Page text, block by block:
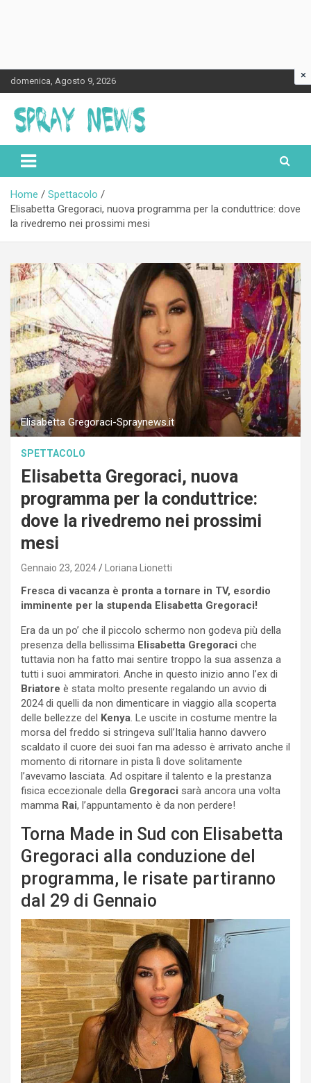
Skip
to
content
domenica, Agosto 9, 2026
Spraynews.it
Home
Spettacolo
Elisabetta Gregoraci, nuova programma per la conduttrice: dove
la rivedremo nei prossimi mesi
Elisabetta Gregoraci-Spraynews.it
SPETTACOLO
Elisabetta Gregoraci, nuova
programma per la conduttrice:
dove la rivedremo nei prossimi
mesi
Gennaio 23, 2024 Loriana Lionetti
Fresca di vacanza è pronta a tornare in TV, esordio
imminente per la stupenda Elisabetta Gregoraci!
Era da un po’ che il piccolo schermo non godeva più della
presenza della bellissima Elisabetta Gregoraci che
tuttavia non ha fatto mai sentire troppo la sua assenza a
tutti i suoi ammiratori. Anche in questo inizio anno l’ex di
Briatore è stata molto presente regalando un avvio di
2024 di quelli da non dimenticare in viaggio alla scoperta
delle bellezze del
Kenya. Le uscite in costume mentre la
morsa del freddo si stringeva sull’Italia hanno davvero
scaldato il cuore dei suoi fan ma adesso è arrivato anche il
momento di ritornare in pista lì dove solitamente
l’avevamo lasciata. Ad ospitare il talento e la prestanza
fisica eccezionale della Gregoraci sarà ancora una volta
mamma Rai, l’appuntamento è da non perdere!
Torna Made in Sud con Elisabetta
Gregoraci alla conduzione del
programma, le risate partiranno
dal 29 di Gennaio
×